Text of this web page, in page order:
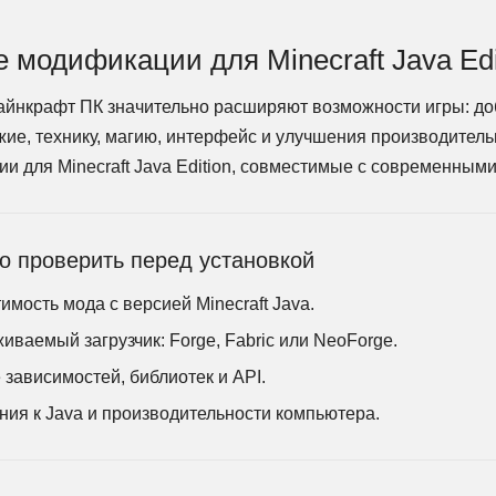
модификации для Minecraft Java
ПК значительно расширяют возможности игры:
технику, магию, интерфейс и улучшения
для Minecraft Java Edition, совместимые с
проверить перед установкой
мода с версией Minecraft Java.
загрузчик: Forge, Fabric или NeoForge.
библиотек и API.
к Java и производительности компьютера.